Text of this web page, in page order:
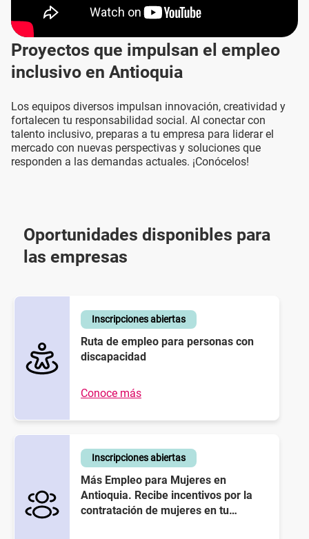
Proyectos que impulsan el empleo
inclusivo en Antioquia
Los equipos diversos impulsan innovación, creatividad y
fortalecen tu responsabilidad social. Al conectar con
talento inclusivo, preparas a tu empresa para liderar el
mercado con nuevas perspectivas y soluciones que
responden a las demandas actuales. ¡Conócelos!
Oportunidades disponibles para
las empresas
Inscripciones abiertas
Ruta de empleo para personas con
discapacidad
Conoce más
Inscripciones abiertas
Más Empleo para Mujeres en
Antioquia. Recibe incentivos por la
contratación de mujeres en tu